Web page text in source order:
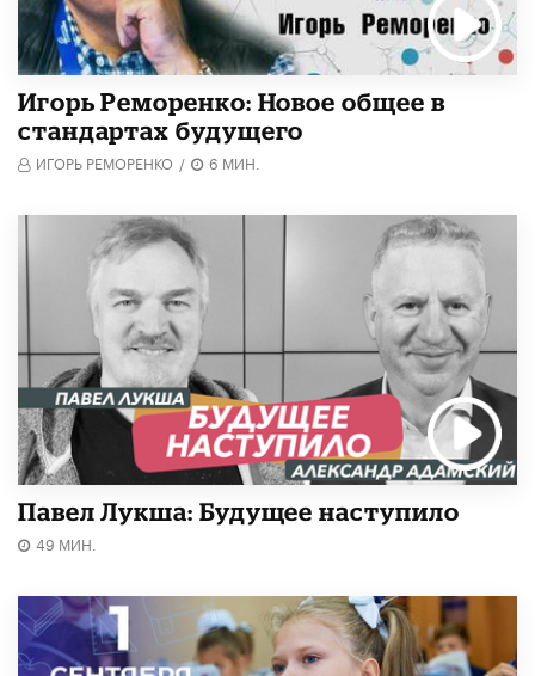
Игорь Реморенко: Новое общее в
стандартах будущего
ИГОРЬ РЕМОРЕНКО / 6 МИН.
Павел Лукша: Будущее наступило
49 МИН.